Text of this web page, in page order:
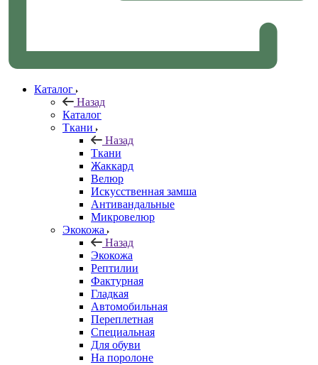
Каталог
Назад
Каталог
Ткани
Назад
Ткани
Жаккард
Велюр
Искусственная замша
Антивандальные
Микровелюр
Экокожа
Назад
Экокожа
Рептилии
Фактурная
Гладкая
Автомобильная
Переплетная
Специальная
Для обуви
На поролоне